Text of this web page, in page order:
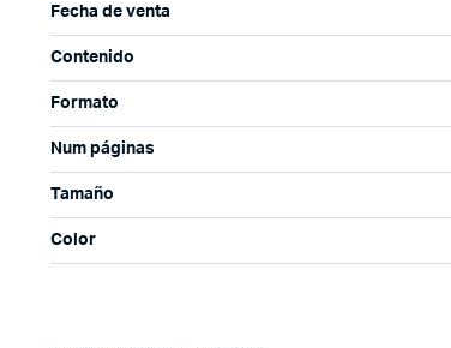
Fecha de venta
Contenido
Formato
Num páginas
Tamaño
Color